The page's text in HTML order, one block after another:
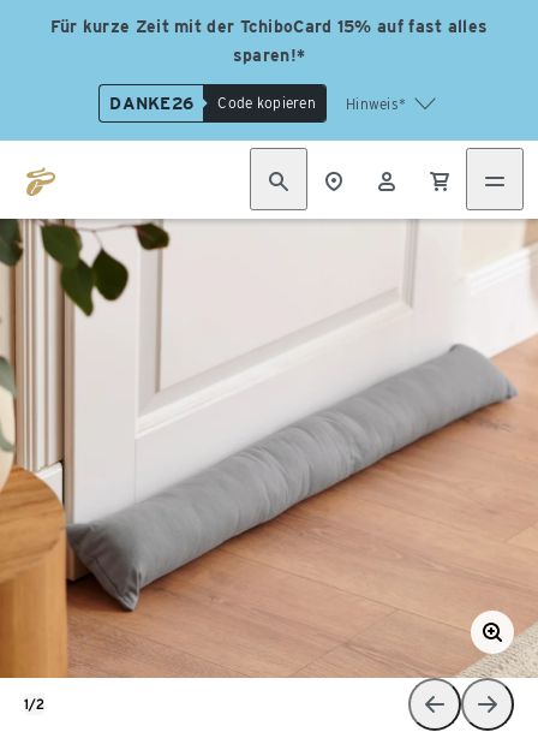
Für kurze Zeit mit der TchiboCard 15% auf fast alles
sparen!*
DANKE26 Code kopieren Hinweis*
1/2